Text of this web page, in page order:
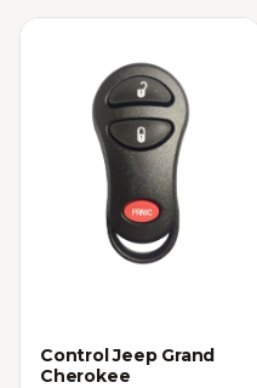
Control Jeep Grand
Cherokee